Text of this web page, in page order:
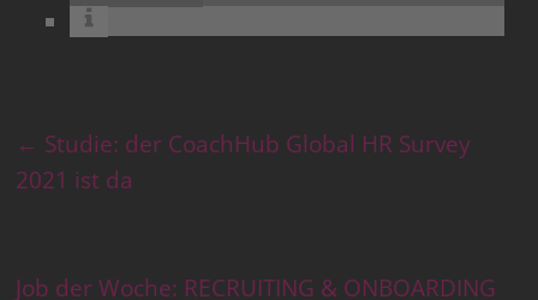
← Studie: der CoachHub Global HR Survey
2021 ist da
Job der Woche: RECRUITING & ONBOARDING